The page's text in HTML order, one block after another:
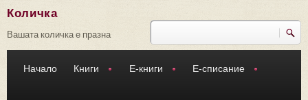
Търси
Количка
Вашата количка е празна
Начало Книги Е-книги Е-списание